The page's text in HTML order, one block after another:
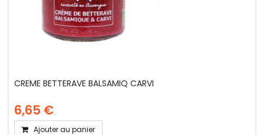
CREME BETTERAVE BALSAMIQ CARVI
6,65 €
Ajouter au panier